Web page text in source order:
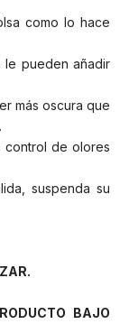
como lo hace
le pueden añadir
más oscura que
control de olores
suspenda su
BAJO